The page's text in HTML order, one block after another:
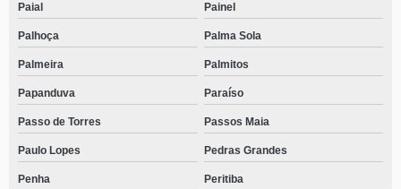
Paial Painel
Palhoça Palma Sola
Palmeira Palmitos
Papanduva Paraíso
Passo de Torres Passos Maia
Paulo Lopes Pedras Grandes
Penha Peritiba